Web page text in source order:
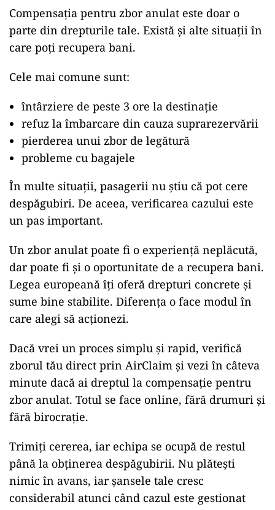
Compensația pentru zbor anulat este doar o
parte din drepturile tale. Există și alte situații în
care poți recupera bani.
Cele mai comune sunt:
întârziere de peste 3 ore la destinație
refuz la îmbarcare din cauza suprarezervării
pierderea unui zbor de legătură
probleme cu bagajele
În multe situații, pasagerii nu știu că pot cere
despăgubiri. De aceea, verificarea cazului este
un pas important.
Un zbor anulat poate fi o experiență neplăcută,
dar poate fi și o oportunitate de a recupera bani.
Legea europeană îți oferă drepturi concrete și
sume bine stabilite. Diferența o face modul în
care alegi să acționezi.
Dacă vrei un proces simplu și rapid, verifică
zborul tău direct prin AirClaim și vezi în câteva
minute dacă ai dreptul la compensație pentru
zbor anulat. Totul se face online, fără drumuri și
fără birocrație.
Trimiți cererea, iar echipa se ocupă de restul
până la obținerea despăgubirii. Nu plătești
nimic în avans, iar șansele tale cresc
considerabil atunci când cazul este gestionat